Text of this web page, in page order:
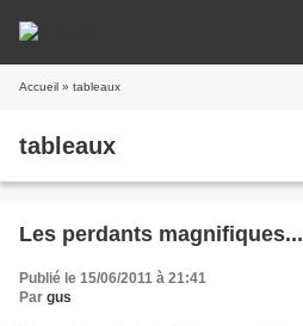
Accueil » tableaux
tableaux
Les perdants magnifiques...
Publié le 15/06/2011 à 21:41
Par gus